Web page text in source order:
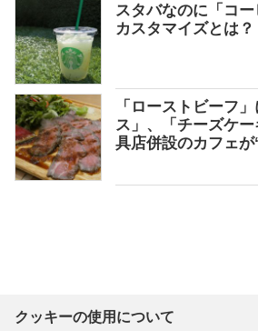
スタバなのに「コ
カスタマイズとは？
「ローストビーフ
ス」、「チーズケ
具店併設のカフェ
クッキーの使用について